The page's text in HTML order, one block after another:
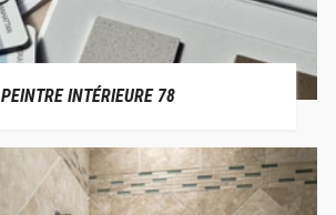
PEINTRE INTÉRIEURE 78